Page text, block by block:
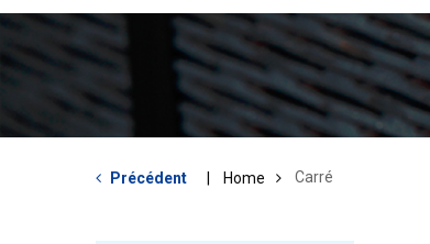
Précédent Home Carré